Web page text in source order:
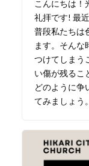
こんにちは！
礼拝です! 最
普段私たちは
ます。そんな
つけてしまう
い傷が残るこ
どのように争
てみましょう。